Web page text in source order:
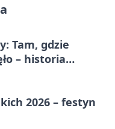
Tam, gdzie
– historia
2026 – festyn